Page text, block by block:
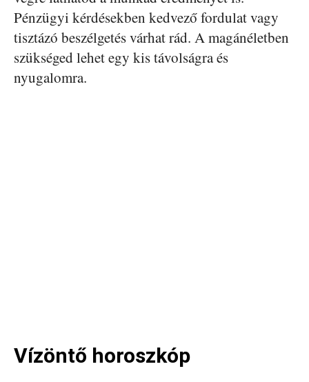
Pénzügyi kérdésekben kedvező fordulat vagy
tisztázó beszélgetés várhat rád. A magánéletben
szükséged lehet egy kis távolságra és
nyugalomra.
Vízöntő horoszkóp